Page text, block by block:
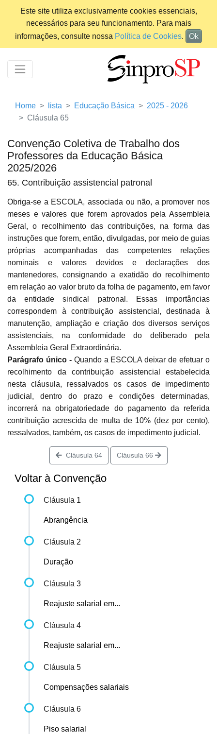
Este site utiliza exclusivamente cookies essenciais,
necessários para seu funcionamento. Para mais
informações, consulte nossa Política de Cookies. Ok
Home lista Educação Básica
2025 - 2026
Cláusula 65
Convenção Coletiva de Trabalho dos
Professores da Educação Básica
2025/2026
65. Contribuição assistencial patronal
Obriga-se a ESCOLA, associada ou não, a promover nos
meses e valores que forem aprovados pela Assembleia
Geral, o recolhimento das contribuições, na forma das
instruções que forem, então, divulgadas, por meio de guias
próprias acompanhadas das competentes relações
nominais e valores devidos e declarações dos
mantenedores, consignando a exatidão do recolhimento
em relação ao valor bruto da folha de pagamento, em favor
da entidade sindical patronal. Essas importâncias
correspondem à contribuição assistencial, destinada à
manutenção, ampliação e criação dos diversos serviços
assistenciais, na conformidade do deliberado pela
Assembleia Geral Extraordinária.
Parágrafo único -Quando a ESCOLA deixar de efetuar o
recolhimento da contribuição assistencial estabelecida
nesta cláusula, ressalvados os casos de impedimento
judicial, dentro do prazo e condições determinadas,
incorrerá na obrigatoriedade do pagamento da referida
contribuição acrescida de multa de 10% (dez por cento),
ressalvados, também, os casos de impedimento judicial.
Cláusula 64 Cláusula 66
Voltar à Convenção
Cláusula 1
Abrangência
Cláusula 2
Duração
Cláusula 3
Reajuste salarial em...
Cláusula 4
Reajuste salarial em...
Cláusula 5
Compensações salariais
Cláusula 6
Piso salarial